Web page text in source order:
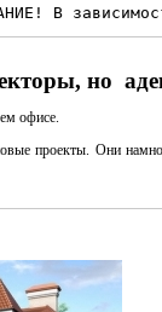
В
но
офисе.
проекты. Они